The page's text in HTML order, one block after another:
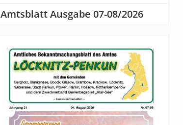
Amtsblatt Ausgabe 07-08/2026